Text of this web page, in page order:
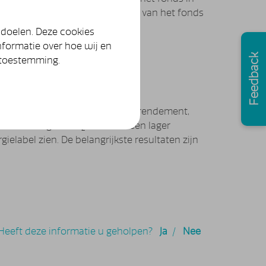
belangrijk? En zijn de keuzes van het fonds
niet alleen naar financieel rendement,
2
-uitstoot, een lager
zien. De belangrijkste resultaten zijn
deze informatie u geholpen? Ja / Nee
Feedback
Deze cookies
over hoe wij en